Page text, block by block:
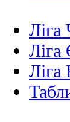
Ліга
Ліга
Ліга